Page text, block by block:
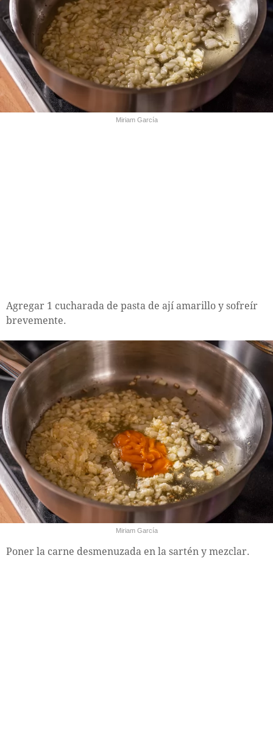
Miriam García
Agregar 1 cucharada de pasta de ají amarillo y sofreír
brevemente.
Miriam García
Poner la carne desmenuzada en la sartén y mezclar.